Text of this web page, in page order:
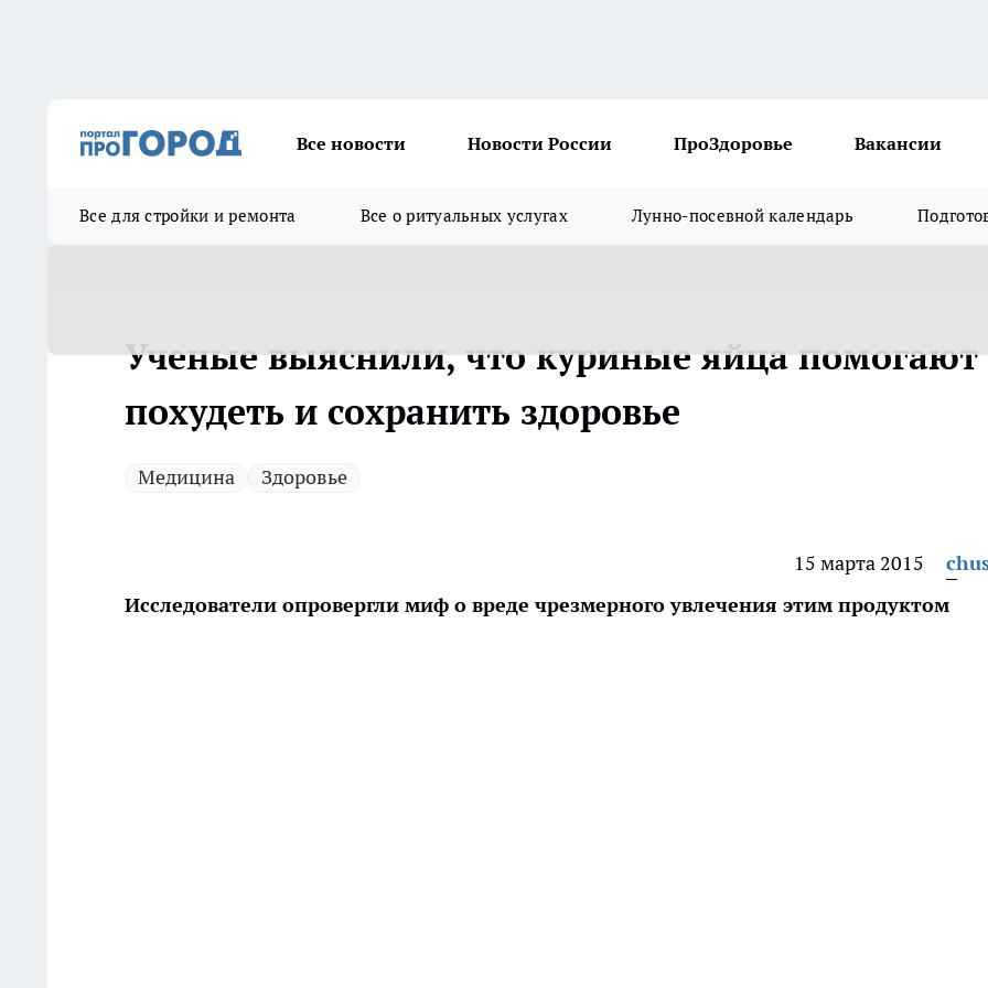
Все новости Новости России ПроЗдоровье Вакансии
Все для стройки и ремонта Все о ритуальных услугах Лунно-посевной календарь
Ученые выяснили, что куриные яйца помогают
похудеть и сохранить здоровье
Медицина Здоровье
15 марта 2015
Исследователи опровергли миф о вреде чрезмерного увлечения этим продуктом